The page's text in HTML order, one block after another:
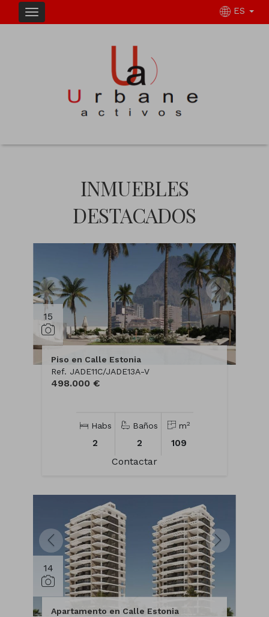
ES
INMUEBLES
DESTACADOS
15
Piso en Calle Estonia
Ref. JADE11C/JADE13A-V
498.000 €
Habs
2
Baños
2
m2
109
Contactar
14
Apartamento en Calle Estonia